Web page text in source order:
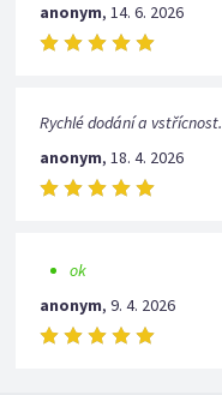
anonym,14. 6. 2026
Rychlé dodání a vstřícnost.
anonym,18. 4. 2026
ok
anonym,9. 4. 2026